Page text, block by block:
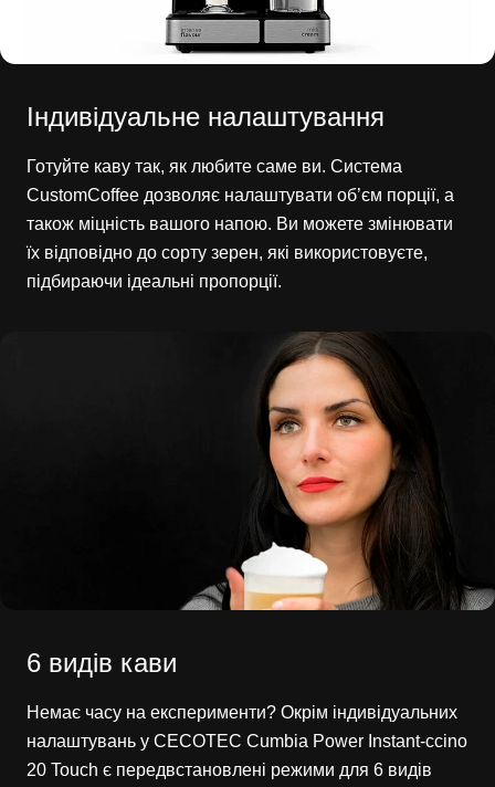
Індивідуальне налаштування
Готуйте каву так, як любите саме ви. Система
CustomCoffee дозволяє налаштувати об’єм порції, а
також міцність вашого напою. Ви можете змінювати
їх відповідно до сорту зерен, які використовуєте,
підбираючи ідеальні пропорції.
6 видів кави
Немає часу на експерименти? Окрім індивідуальних
налаштувань у CECOTEC Cumbia Power Instant-ccino
20 Touch є передвстановлені режими для 6 видів